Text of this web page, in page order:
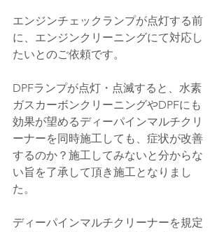
エンジンチェックランプが点灯する前
に、エンジンクリーニングにて対応し
たいとのご依頼です。
DPFランプが点灯・点滅すると、水素
ガスカーボンクリーニングやDPFにも
効果が望めるディーパインマルチクリ
ーナーを同時施工しても、症状が改善
するのか？施工してみないと分からな
い旨を了承して頂き施工となりまし
た。
ディーパインマルチクリーナーを規定